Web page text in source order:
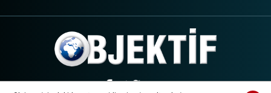
DENİZLİ’DE YAĞMUR
TRAFİĞİ BU HALE GETİRDİ